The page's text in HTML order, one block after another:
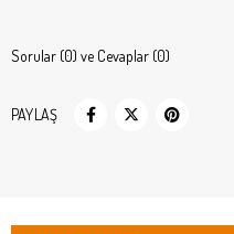
Sorular (0) ve Cevaplar (0)
PAYLAŞ